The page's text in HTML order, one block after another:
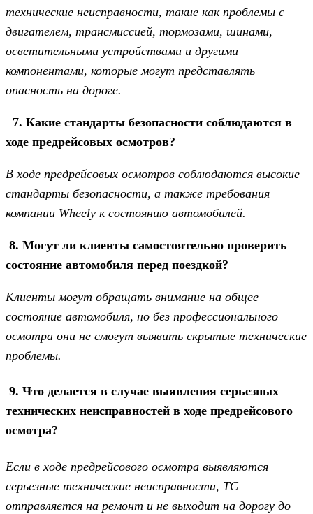
технические неисправности, такие как проблемы с
двигателем, трансмиссией, тормозами, шинами,
осветительными устройствами и другими
компонентами, которые могут представлять
опасность на дороге.
7. Какие стандарты безопасности соблюдаются в
ходе предрейсовых осмотров?
В ходе предрейсовых осмотров соблюдаются высокие
стандарты безопасности, а также требования
компании Wheely к состоянию автомобилей.
8. Могут ли клиенты самостоятельно проверить
состояние автомобиля перед поездкой?
Клиенты могут обращать внимание на общее
состояние автомобиля, но без профессионального
осмотра они не смогут выявить скрытые технические
проблемы.
9. Что делается в случае выявления серьезных
технических неисправностей в ходе предрейсового
осмотра?
Если в ходе предрейсового осмотра выявляются
серьезные технические неисправности, ТС
отправляется на ремонт и не выходит на дорогу до